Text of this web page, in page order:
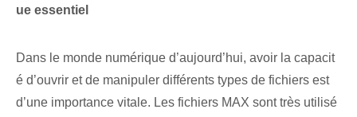
ue essentiel
Dans le monde numérique d’aujourd’hui, avoir la capacit
é d’ouvrir et de manipuler différents types de fichiers est
d’une importance vitale. Les fichiers MAX sont très utilisé